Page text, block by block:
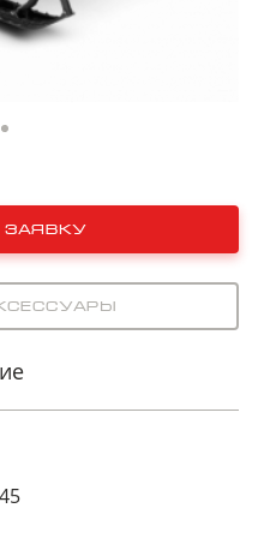
заявку